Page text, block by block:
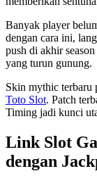
Banyak player
dengan cara ini,
push di akhir
yang turun gunung.
Skin mythic terbaru
Toto Slot. Patch
Timing jadi kunci
Link Slot
dengan